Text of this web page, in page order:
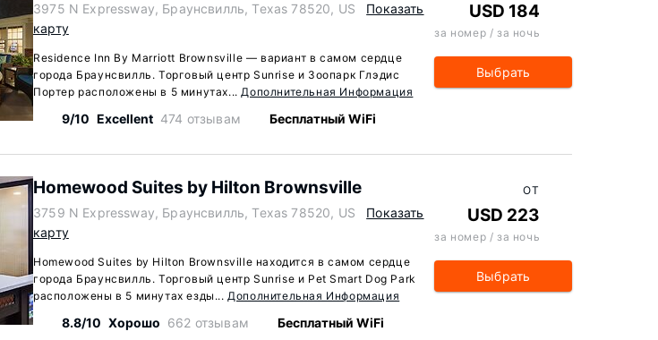
3975 N Expressway, Браунсвилль, Texas 78520, US
Показать
карту
Residence Inn By Marriott Brownsville — вариант в самом сердце
города Браунсвилль. Торговый центр Sunrise и Зоопарк Глэдис
Портер расположены в 5 минутах...Дополнительная Информация
9/10 Excellent 474 отзывам Бесплатный WiFi
USD 184
за номер / за ночь
Выбрать
Homewood Suites by Hilton Brownsville
3759 N Expressway, Браунсвилль, Texas 78520, US
Показать
карту
Homewood Suites by Hilton Brownsville находится в самом сердце
города Браунсвилль. Торговый центр Sunrise и Pet Smart Dog Park
расположены в 5 минутах езды...Дополнительная Информация
8.8/10 Хорошо 662 отзывам Бесплатный WiFi
ОТ
USD 223
за номер / за ночь
Выбрать